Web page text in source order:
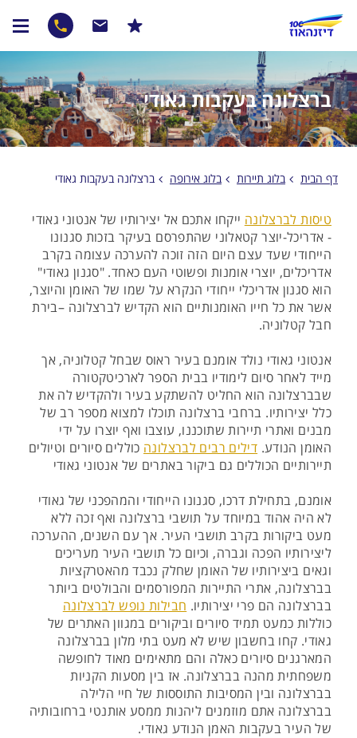
ברצלונה בעקבות גאודי
דף הבית בלוג תיירות בלוג אירופה ברצלונה בעקבות גאודי
טיסות לברצלונה ייקחו אתכם אל יצירותיו של אנטוני גאודי
- אדריכל-יוצר קטאלוני שהתפרסם בעיקר בזכות סגנונו
הייחודי שעד עצם היום הזה זוכה להערכה עצומה בקרב
אדריכלים, יוצרי אומנות ופשוטי העם כאחד. "סגנון גאודי"
הוא סגנון אדריכלי ייחודי הנקרא על שמו של האומן והיוצר,
אשר את כל חייו האומנותיים הוא הקדיש לברצלונה –בירת
חבל קטלוניה.
אנטוני גאודי נולד אומנם בעיר ראוס שבחל קטלוניה, אך
מייד לאחר סיום לימודיו בבית הספר לארכיטקטורה
שבברצלונה הוא החליט להשתקע בעיר ולהקדיש לה את
כלל יצירותיו. ברחבי ברצלונה תוכלו למצוא מספר רב של
מבנים ואתרי תיירות שתוכננו, עוצבו ואף יוצרו על ידי
האומן הנודע. דילים רבים לברצלונה כוללים סיורים וטיולים
תיירותיים הכוללים גם ביקור באתרים של אנטוני גאודי
אומנם, בתחילת דרכו, סגנונו הייחודי והמהפכני של גאודי
לא היה אהוד במיוחד על תושבי ברצלונה ואף זכה ללא
מעט ביקורות בקרב תושבי העיר. אך עם השנים, ההערכה
ליצירותיו הפכה וגברה, וכיום כל תושבי העיר מעריכים
וגאים ביצירותיו של האומן שחלק נכבד מהאטרקציות
בברצלונה, אתרי התיירות המפורסמים והבולטים ביותר
בברצלונה הם פרי יצירותיו. חבילות נופש לברצלונה
כוללות כמעט תמיד סיורים וביקורים במגוון האתרים של
גאודי. קחו בחשבון שיש לא מעט בתי מלון בברצלונה
המארגנים סיורים כאלה והם מתאימים מאוד לחופשה
משפחתית מהנה בברצלונה. אז בין מסעות הקניות
בברצלונה ובין המסיבות התוססות של חיי הלילה
בברצלונה אתם מוזמנים ליהנות ממסע אותנטי ברחובותיה
של העיר בעקבות האמן הנודע גאודי.